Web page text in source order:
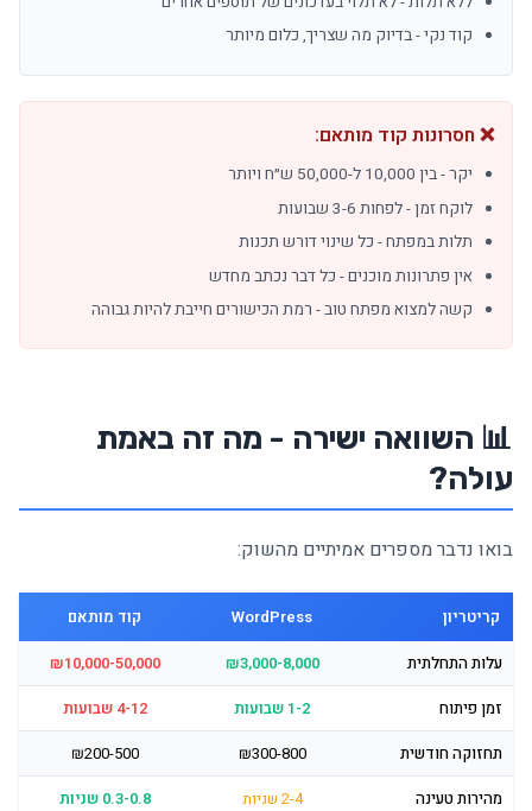
קוד נקי - בדיוק מה שצריך, כלום מיותר
❌ חסרונות קוד מותאם:
יקר - בין 10,000 ל-50,000 ש״ח ויותר
לוקח זמן - לפחות 3-6 שבועות
תלות במפתח - כל שינוי דורש תכנות
אין פתרונות מוכנים - כל דבר נכתב מחדש
קשה למצוא מפתח טוב - רמת הכישורים חייבת להיות גבוהה
📊 השוואה ישירה - מה זה באמת
עולה?
בואו נדבר מספרים אמיתיים מהשוק:
קריטריון WordPress קוד מותאם
עלות התחלתית ₪3,000-8,000
₪10,000-50,000
זמן פיתוח
1-2 שבועות
4-12 שבועות
תחזוקה חודשית
₪300-800
₪200-500
מהירות טעינה
2-4 שניות
0.3-0.8 שניות